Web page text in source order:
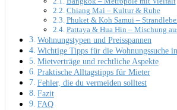
Chiang Mai – Kultur & Ruhe
Phuket & Koh Samui –
Pattaya & Hua Hin – Mischung
Wohnungstypen und Preisspannen
Wichtige Tipps für die Wohnungssuche
Mietverträge und rechtliche Aspekte
Praktische Alltagstipps für Mieter
Fehler, die du vermeiden solltest
Fazit
FAQ